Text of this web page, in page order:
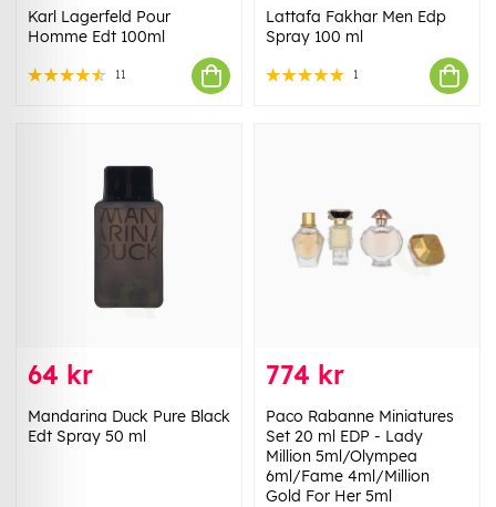
Karl Lagerfeld Pour
Homme Edt 100ml
11
Lattafa Fakhar Men Edp
Spray 100 ml
1
64 kr
Mandarina Duck Pure Black
Edt Spray 50 ml
774 kr
Paco Rabanne Miniatures
Set 20 ml EDP - Lady
Million 5ml/Olympea
6ml/Fame 4ml/Million
Gold For Her 5ml